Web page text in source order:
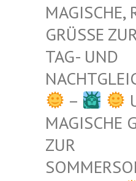
MAGISCHE,
GRÜSSE
TAG- UND
–
MAGISCHE
UR S